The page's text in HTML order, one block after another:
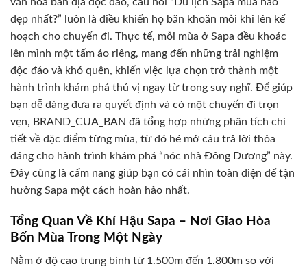
đẹp nhất?” luôn là điều khiến họ băn khoăn mỗi khi lên kế
hoạch cho chuyến đi. Thực tế, mỗi mùa ở Sapa đều khoác
lên mình một tấm áo riêng, mang đến những trải nghiệm
độc đáo và khó quên, khiến việc lựa chọn trở thành một
hành trình khám phá thú vị ngay từ trong suy nghĩ. Để giúp
bạn dễ dàng đưa ra quyết định và có một chuyến đi trọn
vẹn, BRAND_CUA_BAN đã tổng hợp những phân tích chi
tiết về đặc điểm từng mùa, từ đó hé mở câu trả lời thỏa
đáng cho hành trình khám phá “nóc nhà Đông Dương” này.
Đây cũng là cẩm nang giúp bạn có cái nhìn toàn diện để tận
hưởng Sapa một cách hoàn hảo nhất.
Tổng Quan Về Khí Hậu Sapa – Nơi Giao Hòa
Bốn Mùa Trong Một Ngày
Nằm ở độ cao trung bình từ 1.500m đến 1.800m so với